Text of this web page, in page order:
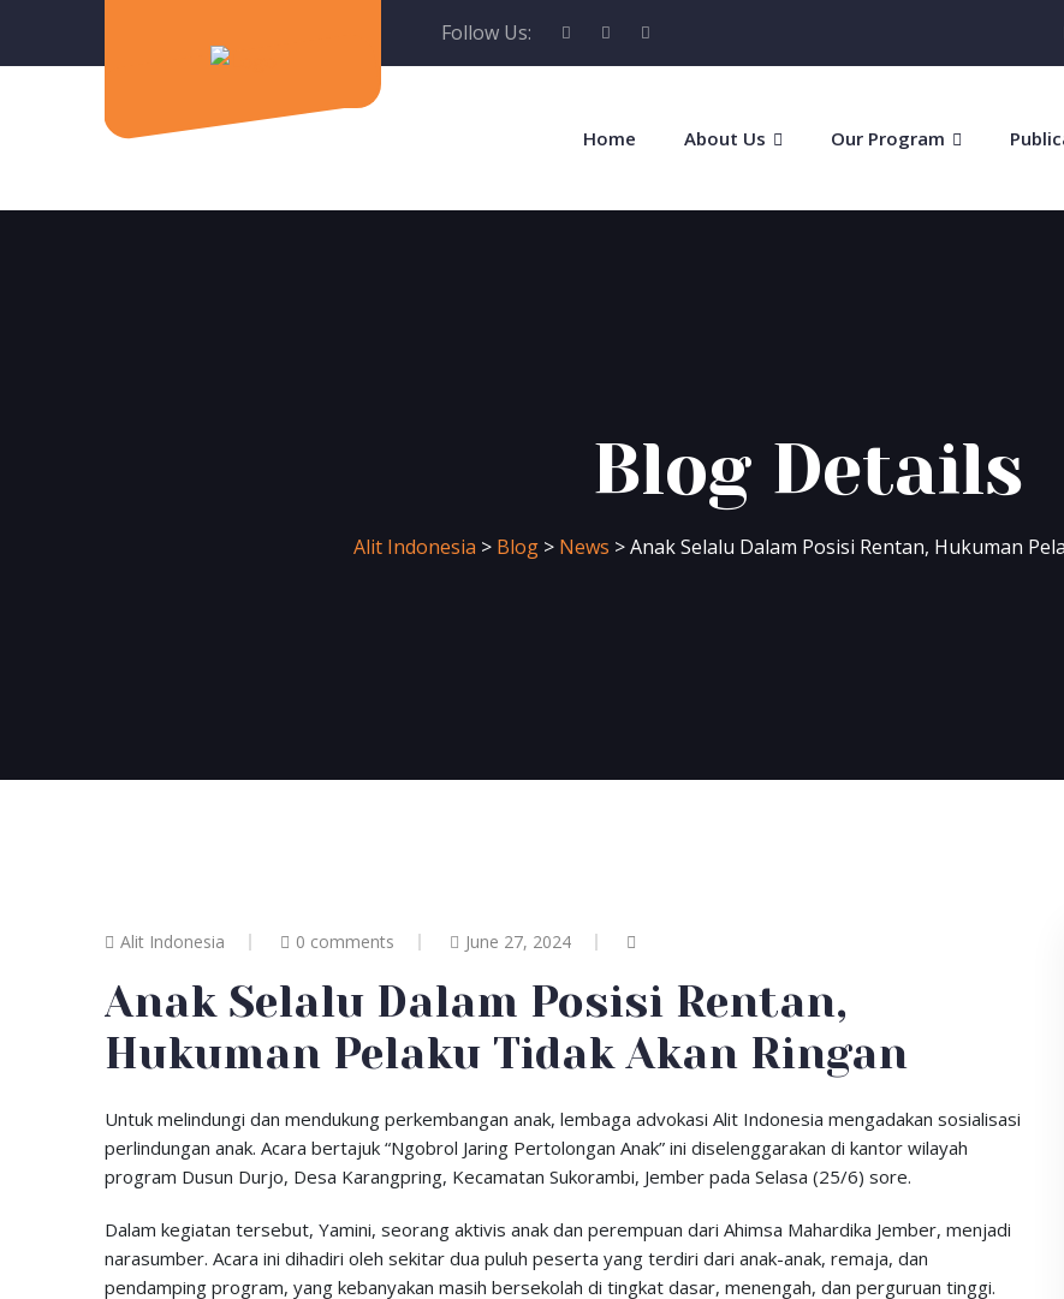
Follow Us:
Home About Us Our Program
Blog Details
Alit Indonesia > Blog> News >Anak Selalu Dalam Posisi Rentan, Hukuman
Alit Indonesia 0 comments June 27, 2024
Anak Selalu Dalam Posisi Rentan,
Hukuman Pelaku Tidak Akan Ringan
Untuk melindungi dan mendukung perkembangan anak, lembaga advokasi Alit Indonesia mengadakan sosialisasi
perlindungan anak. Acara bertajuk “Ngobrol Jaring Pertolongan Anak” ini diselenggarakan di kantor wilayah
program Dusun Durjo, Desa Karangpring, Kecamatan Sukorambi, Jember pada Selasa (25/6) sore.
Dalam kegiatan tersebut, Yamini, seorang aktivis anak dan perempuan dari Ahimsa Mahardika Jember, menjadi
narasumber. Acara ini dihadiri oleh sekitar dua puluh peserta yang terdiri dari anak-anak, remaja, dan
pendamping program, yang kebanyakan masih bersekolah di tingkat dasar, menengah, dan perguruan tinggi.